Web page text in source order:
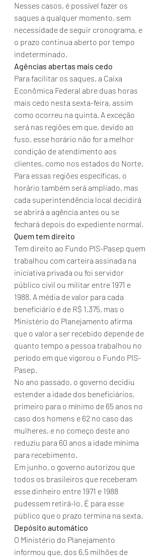
Nesses casos, é possível fazer os
saques a qualquer momento, sem
necessidade de seguir cronograma, e
o prazo continua aberto por tempo
indeterminado.
Agências abertas mais cedo
Para facilitar os saques, a Caixa
Econômica Federal abre duas horas
mais cedo nesta sexta-feira, assim
como ocorreu na quinta. A exceção
será nas regiões em que, devido ao
fuso, esse horário não for a melhor
condição de atendimento aos
clientes, como nos estados do Norte.
Para essas regiões específicas, o
horário também será ampliado, mas
cada superintendência local decidirá
se abrirá a agência antes ou se
fechará depois do expediente normal.
Quem tem direito
Tem direito ao Fundo PIS-Pasep quem
trabalhou com carteira assinada na
iniciativa privada ou foi servidor
público civil ou militar entre 1971 e
1988. A média de valor para cada
beneficiário é de R$ 1.375, mas o
Ministério do Planejamento afirma
que o valor a ser recebido depende de
quanto tempo a pessoa trabalhou no
período em que vigorou o Fundo PIS-
Pasep.
No ano passado, o governo decidiu
estender a idade dos beneficiários,
primeiro para o mínimo de 65 anos no
caso dos homens e 62 no caso das
mulheres, e no começo deste ano
reduziu para 60 anos a idade mínima
para recebimento.
Em junho, o governo autorizou que
todos os brasileiros que receberam
esse dinheiro entre 1971 e 1988
pudessem retirá-lo. É para esse
público que o prazo termina na sexta.
Depósito automático
O Ministério do Planejamento
informou que, dos 6,5 milhões de